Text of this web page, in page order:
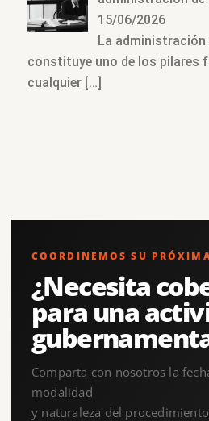
15/06/2026
La
constituye uno de los pilares
cualquier […]
COORDINEMOS SU
¿Necesita
para una
Comparta con nosotros la
modalidad
y naturaleza del